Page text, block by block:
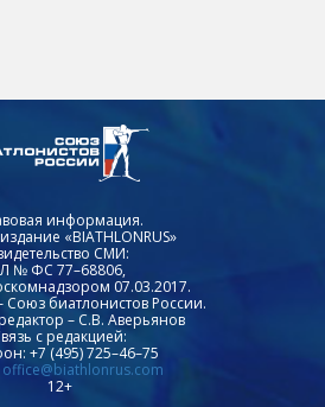
информация.
«BIATHLONRUS»
СМИ:
№ ФС 77–68806,
07.03.2017.
Союз биатлонистов России.
– С.В. Аверьянов
с редакцией:
+7 (495) 725–46–75
office@biathlonrus.com
12+